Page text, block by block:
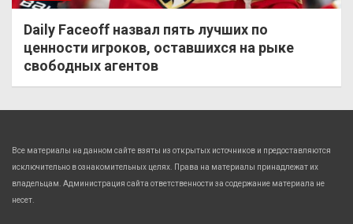
Daily Faceoff назвал пять лучших по
ценности игроков, оставшихся на рыке
свободных агентов
Все материалы на данном сайте взяты из открытых источников и предоставляются
исключительно в ознакомительных целях. Права на материалы принадлежат их
владельцам. Администрация сайта ответственности за содержание материала не
несет.